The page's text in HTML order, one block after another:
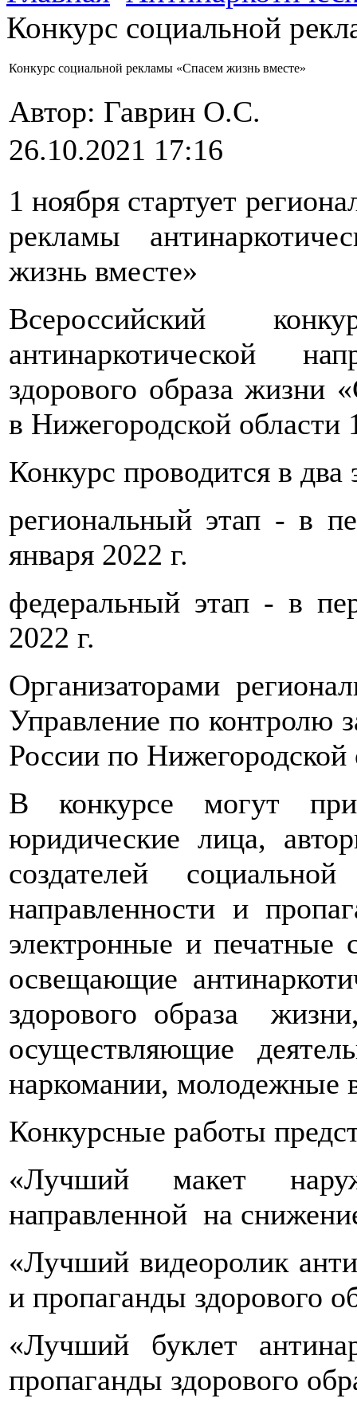
Конкурс социальной
Конкурс социальной рекламы «Спасем жизнь вместе»
Автор: Гаврин О.C.
26.10.2021 17:16
1 ноября стартует
рекламы
жизнь вместе»
Всероссийский
антинаркотической
здорового образа жизни
в Нижегородской области
Конкурс проводится в два
региональный этап - в
января 2022 г.
федеральный этап - в
2022 г.
Организаторами
Управление по контролю
России по
В конкурсе могут
юридические лица,
создателей
направленности и
электронные и печатные
освещающие
здорового образа
осуществляющие
наркомании, молодежные
Конкурсные работы
«Лучший макет
направленной на
«Лучший видеоролик
и пропаганды здорового
«Лучший буклет
пропаганды здорового